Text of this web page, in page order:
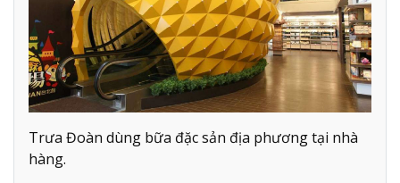
Trưa Đoàn dùng bữa đặc sản địa phương tại nhà
hàng.